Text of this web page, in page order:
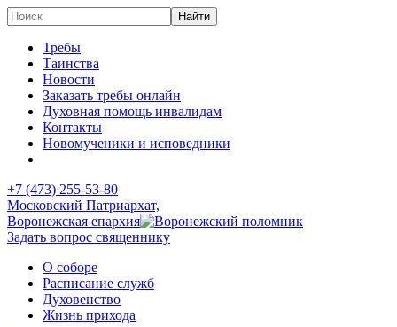
Требы
Таинства
Новости
Заказать требы онлайн
Духовная помощь инвалидам
Контакты
Новомученики и исповедники
+7 (473) 255-53-80
Московский Патриархат,
Воронежская епархия
Задать вопрос священнику
О соборе
Расписание служб
Духовенство
Жизнь прихода